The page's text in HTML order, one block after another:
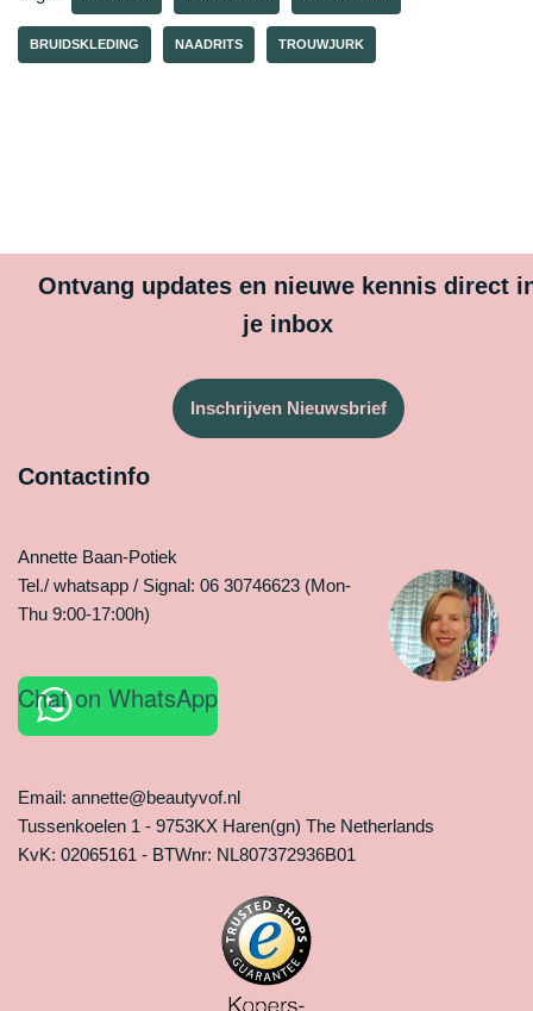
BRUIDSKLEDING NAADRITS TROUWJURK
Ontvang updates en nieuwe kennis direct
je inbox
Inschrijven Nieuwsbrief
Contactinfo
Annette Baan-Potiek
Tel./ whatsapp / Signal: 06 30746623 (Mon-
Thu 9:00-17:00h)
Chat on WhatsApp
Email: annette@beautyvof.nl
Tussenkoelen 1 - 9753KX Haren(gn) The Netherlands
KvK: 02065161 - BTWnr: NL807372936B01